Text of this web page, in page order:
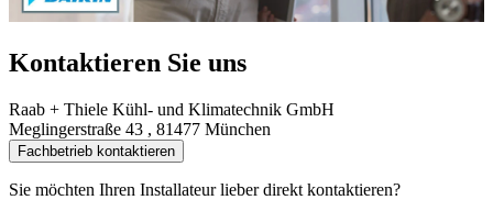
Kontaktieren Sie uns
Raab + Thiele Kühl- und Klimatechnik GmbH
Meglingerstraße 43 , 81477 München
Fachbetrieb kontaktieren
Sie möchten Ihren Installateur lieber direkt kontaktieren?